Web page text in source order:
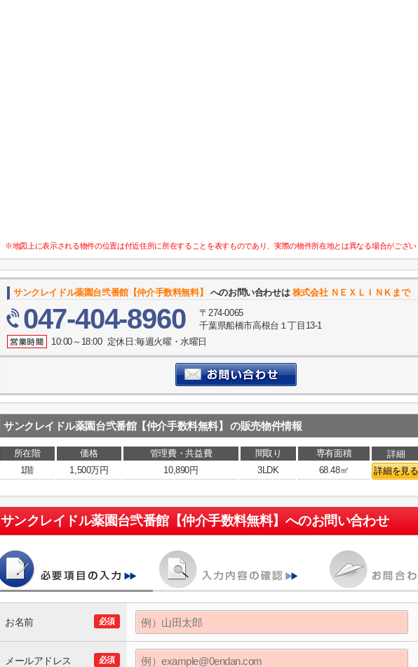
※地図上に表示される物件の位置は付近住所に所在することを表すものであり、実際の物件所在地とは異なる場合がござい
サンクレイドル薬園台弐番館【仲介手数料無料】 へのお問い合わせは 株式会社 ＮＥＸＬＩＮＫまで
047-404-8960
〒274-0065
千葉県船橋市高根台１丁目13-1
10:00～18:00 定休日:毎週火曜・水曜日
サンクレイドル薬園台弐番館【仲介手数料無料】 の販売物件情報
所在階 価格 管理費・共益費 間取り 専有面積 詳細
1階
1,500万円 10,890円 3LDK 68.48㎡ 詳細を見る
サンクレイドル薬園台弐番館【仲介手数料無料】 へのお問い合わせ
必須
お名前
必須
メールアドレス